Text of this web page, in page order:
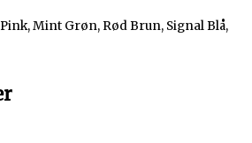
Mint Grøn, Rød Brun, Signal Blå,